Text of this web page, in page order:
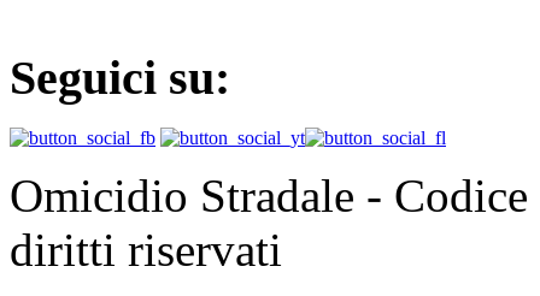
Seguici su:
Omicidio Stradale -
diritti riservati